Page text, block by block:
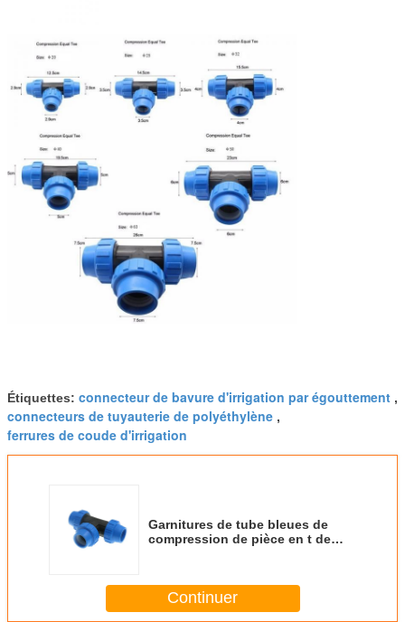
Étiquettes: connecteur de bavure d'irrigation par égouttement ,
connecteurs de tuyauterie de polyéthylène ,
ferrures de coude d'irrigation
Garnitures de tube bleues de
compression de pièce en t de
Continuer